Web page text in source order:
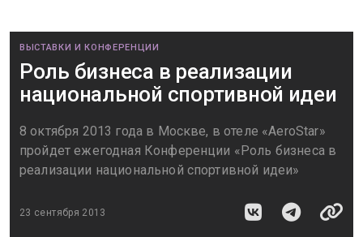
ВЫСТАВКИ И КОНФЕРЕНЦИИ
Роль бизнеса в реализации
национальной спортивной идеи
8 октября 2013 года в Москве, в отеле «AeroStar»
пройдет ежегодная Конференции «Роль бизнеса в
реализации национальной спортивной идеи»
23 сентября 2013